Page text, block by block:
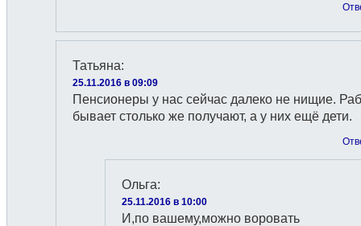
Татьяна:
25.11.2016 в 09:09
Пенсионеры у нас сейчас далеко не нищие.
бывает столько же получают, а у них ещё дети.
Ольга:
25.11.2016 в 10:00
И,по вашему,можно воровать